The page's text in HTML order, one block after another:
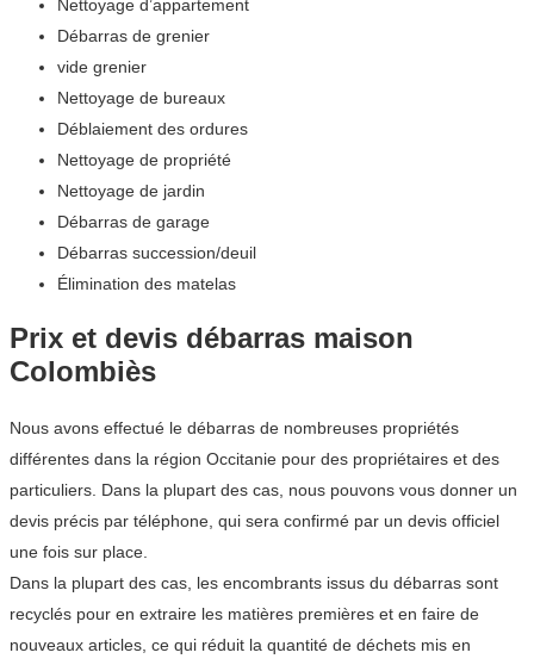
Nettoyage d’appartement
Débarras de grenier
vide grenier
Nettoyage de bureaux
Déblaiement des ordures
Nettoyage de propriété
Nettoyage de jardin
Débarras de garage
Débarras succession/deuil
Élimination des matelas
Prix et devis débarras maison
Colombiès
Nous avons effectué le débarras de nombreuses propriétés
différentes dans la région Occitanie pour des propriétaires et des
particuliers. Dans la plupart des cas, nous pouvons vous donner un
devis précis par téléphone, qui sera confirmé par un devis officiel
une fois sur place.
Dans la plupart des cas, les encombrants issus du débarras sont
recyclés pour en extraire les matières premières et en faire de
nouveaux articles, ce qui réduit la quantité de déchets mis en